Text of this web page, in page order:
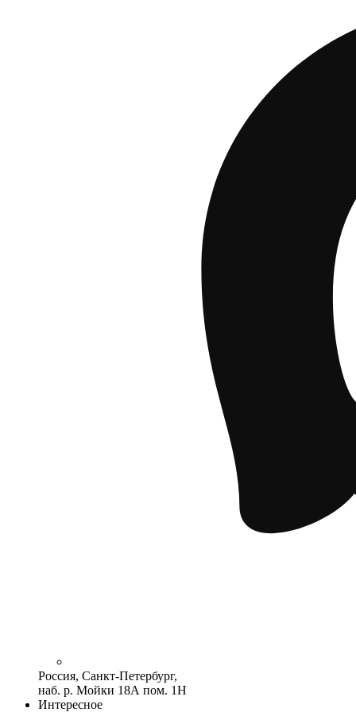
Россия, Санкт-Петербург,
наб. р. Мойки 18А пом. 1Н
Интересное